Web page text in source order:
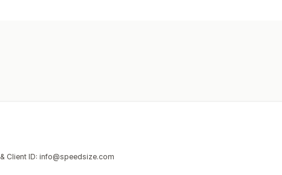
Client ID: info@speedsize.com